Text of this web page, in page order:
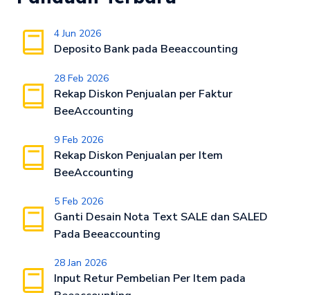
4 Jun 2026
Deposito Bank pada Beeaccounting
28 Feb 2026
Rekap Diskon Penjualan per Faktur
BeeAccounting
9 Feb 2026
Rekap Diskon Penjualan per Item
BeeAccounting
5 Feb 2026
Ganti Desain Nota Text SALE dan SALED
Pada Beeaccounting
28 Jan 2026
Input Retur Pembelian Per Item pada